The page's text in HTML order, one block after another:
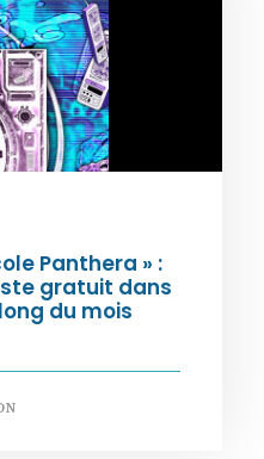
Panthera » :
gratuit dans
du mois